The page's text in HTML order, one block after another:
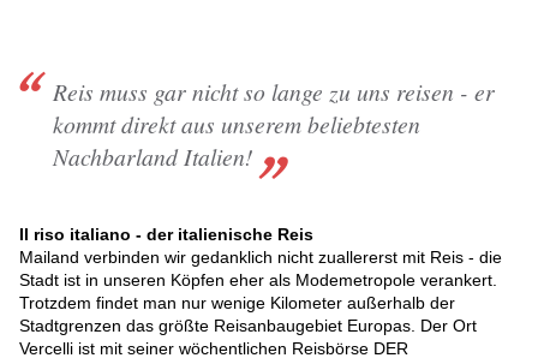
Reis muss gar nicht so lange zu uns reisen - er
kommt direkt aus unserem beliebtesten
Nachbarland Italien!
Il riso italiano - der italienische Reis
Mailand verbinden wir gedanklich nicht zuallererst mit Reis - die
Stadt ist in unseren Köpfen eher als Modemetropole verankert.
Trotzdem findet man nur wenige Kilometer außerhalb der
Stadtgrenzen das größte Reisanbaugebiet Europas. Der Ort
Vercelli ist mit seiner wöchentlichen Reisbörse DER